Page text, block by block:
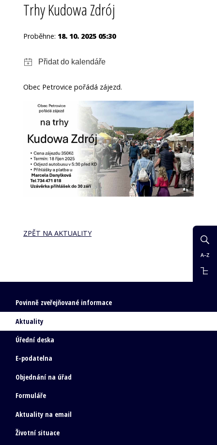
Trhy Kudowa Zdrój
Proběhne: 18. 10. 2025 05:30
Obec Petrovice pořádá zájezd.
ZPĚT NA AKTUALITY
Povinně zveřejňované informace
Aktuality
Úřední deska
E-podatelna
Objednání na úřad
Formuláře
Aktuality na email
Životní situace